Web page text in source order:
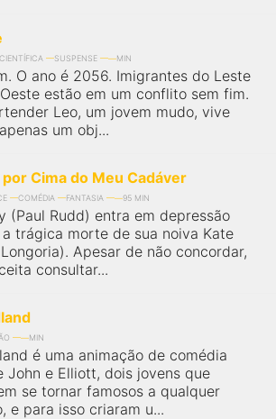
SUSPENSE MIN
O ano é 2056. Imigrantes do Leste
estão em um conflito sem fim.
Leo, um jovem mudo, vive
um obj...
por Cima do Meu Cadáver
COMÉDIA FANTASIA 95 MIN
(Paul Rudd) entra em depressão
a trágica morte de sua noiva Kate
Apesar de não concordar,
consultar...
MIN
é uma animação de comédia
John e Elliott, dois jovens que
se tornar famosos a qualquer
e para isso criaram u...